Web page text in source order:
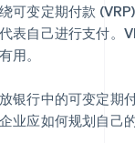
可变定期付款
表自己进行支付。
用。
银行中的可变定期
业应如何规划自己